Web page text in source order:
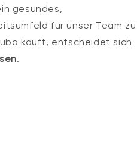
gesundes,
für unser Team zu
kauft, entscheidet sich
.